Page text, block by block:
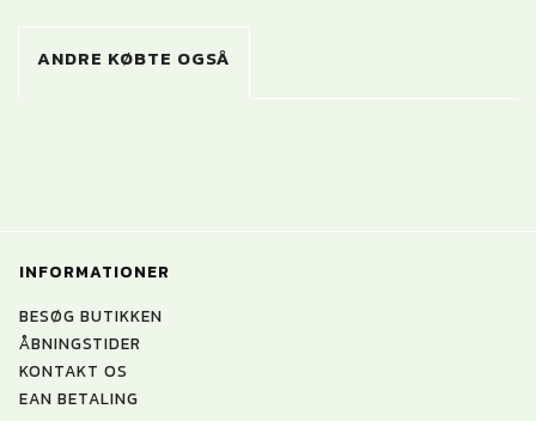
ANDRE KØBTE OGSÅ
INFORMATIONER
BESØG BUTIKKEN
ÅBNINGSTIDER
KONTAKT OS
EAN BETALING